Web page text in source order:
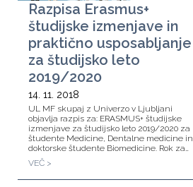
Razpisa Erasmus+
študijske izmenjave in
praktično usposabljanje
za študijsko leto
2019/2020
14. 11. 2018
UL MF skupaj z Univerzo v Ljubljani
objavlja razpis za: ERASMUS+ študijske
izmenjave za študijsko leto 2019/2020 za
študente Medicine, Dentalne medicine in
doktorske študente Biomedicine. Rok za…
VEČ >